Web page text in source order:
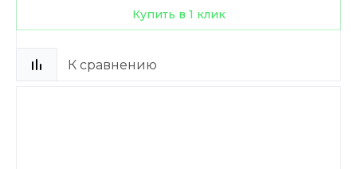
Купить в 1 клик
К сравнению